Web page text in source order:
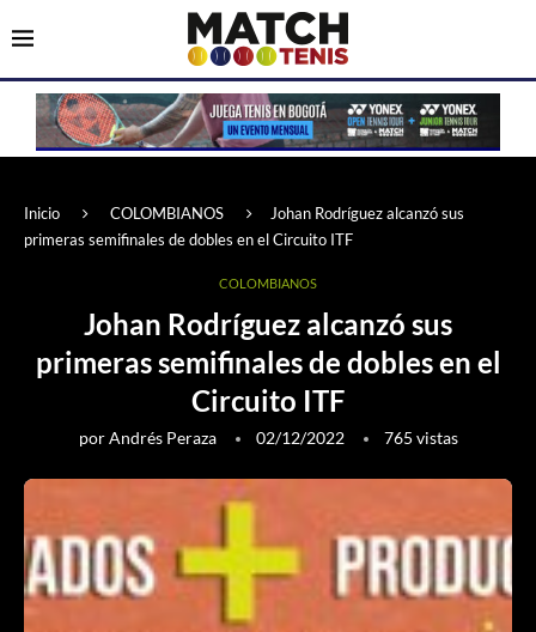
Inicio COLOMBIANOS
Johan Rodríguez alcanzó sus
primeras semifinales de dobles en el Circuito ITF
COLOMBIANOS
Johan Rodríguez alcanzó sus
primeras semifinales de dobles en el
Circuito ITF
porAndrés Peraza 02/12/2022 765 vistas